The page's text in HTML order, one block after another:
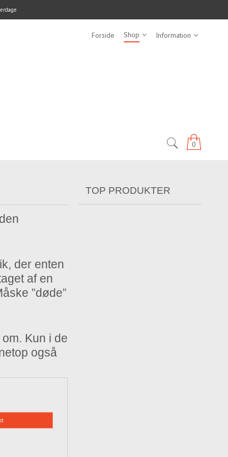
Forside Shop Information
0
der enten
af en
”døde”
Kun i de
også
TOP PRODUKTER